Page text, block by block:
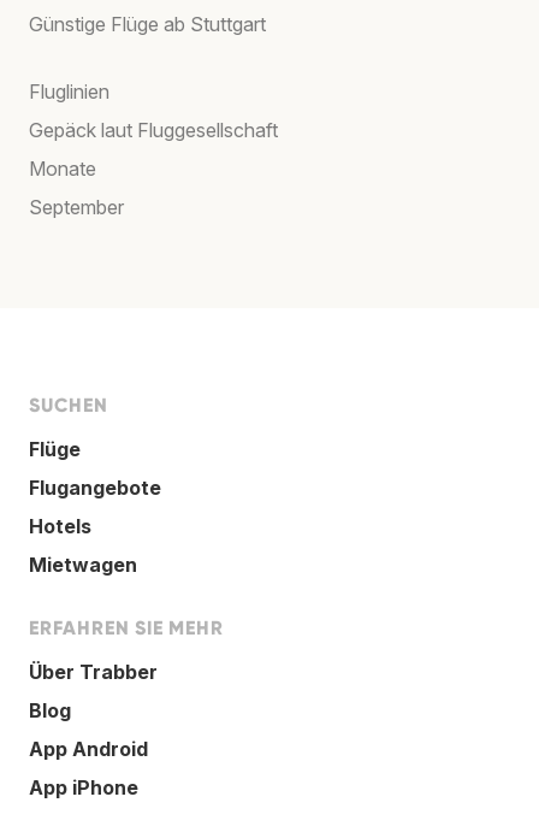
Günstige Flüge ab Stuttgart
Fluglinien
Gepäck laut Fluggesellschaft
Monate
September
SUCHEN
Flüge
Flugangebote
Hotels
Mietwagen
ERFAHREN SIE MEHR
Über Trabber
Blog
App Android
App iPhone